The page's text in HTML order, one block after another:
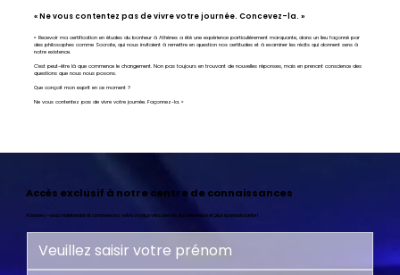
« Ne vous contentez pas de vivre votre journée. Concevez-la. »
« Recevoir ma certification en études du bonheur à Athènes a été une expérience particulièrement marquante, dans un lieu façonné par
des philosophes comme Socrate, qui nous invitaient à remettre en question nos certitudes et à examiner les récits qui donnent sens à
notre existence.
C’est peut-être là que commence le changement. Non pas toujours en trouvant de nouvelles réponses, mais en prenant conscience des
questions que nous nous posons.
Que conçoit mon esprit en ce moment ?
Ne vous contentez pas de vivre votre journée. Façonnez-la. »
Accès exclusif à notre centre de connaissances
Abonnez-vous maintenant et commencez votre voyage vers une vie plus heureuse et plus épanouissante !